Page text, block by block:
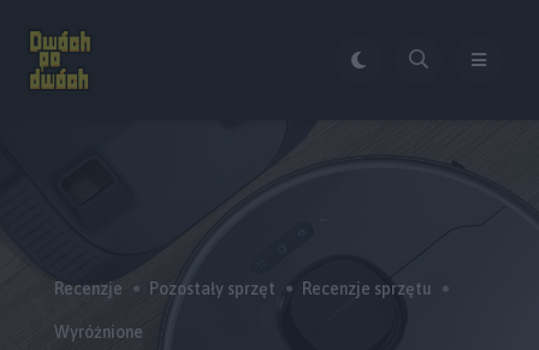
Recenzje Pozostały sprzęt Recenzje sprzętu
Wyróżnione